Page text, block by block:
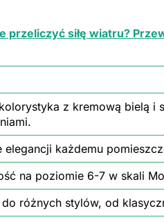
przeliczyć siłę wiatru?
z kremową bielą i
elegancji każdemu
na poziomie 6-7 w skali
do różnych stylów, od